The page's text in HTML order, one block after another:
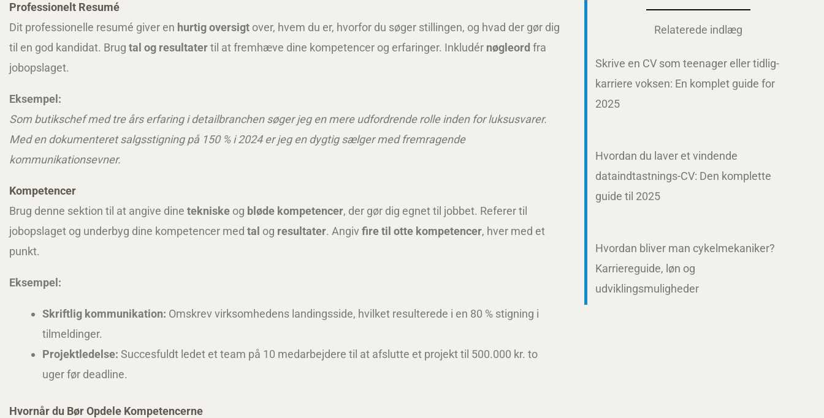
Professionelt Resumé
Dit professionelle resumé giver en hurtig oversigt over, hvem du er, hvorfor du søger stillingen, og hvad der gør dig
til en god kandidat. Brug tal og resultatertil at fremhæve dine kompetencer og erfaringer. Inkludér nøgleord fra
jobopslaget.
Eksempel:
Som butikschef med tre års erfaring i detailbranchen søger jeg en mere udfordrende rolle inden for luksusvarer.
Med en dokumenteret salgsstigning på 150 % i 2024 er jeg en dygtig sælger med fremragende
kommunikationsevner.
Kompetencer
Brug denne sektion til at angive dine tekniske og bløde kompetencer, der gør dig egnet til jobbet. Referer til
jobopslaget og underbyg dine kompetencer med tal og resultater. Angivfire til otte kompetencer, hver med et
punkt.
Eksempel:
Skriftlig kommunikation: Omskrev virksomhedens landingsside, hvilket resulterede i en 80 % stigning i
tilmeldinger.
Projektledelse: Succesfuldt ledet et team på 10 medarbejdere til at afslutte et projekt til 500.000 kr. to
uger før deadline.
Hvornår du Bør Opdele Kompetencerne
Relaterede indlæg
Skrive en CV som teenager eller tidlig-
karriere voksen: En komplet guide for
2025
Hvordan du laver et vindende
dataindtastnings-CV: Den komplette
guide til 2025
Hvordan bliver man cykelmekaniker?
Karriereguide, løn og
udviklingsmuligheder